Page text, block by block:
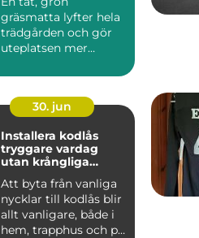
gräsmatta lyfter hela
trädgården och gör
uteplatsen mer
vill slippa v...
30. jun
Installera kodlås
tryggare vardag
utan krångliga
Att byta från vanliga
nycklar till kodlås blir
allt vanligare, både i
hem, trapphus och på